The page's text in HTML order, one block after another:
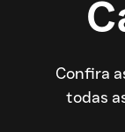
Confira
todas